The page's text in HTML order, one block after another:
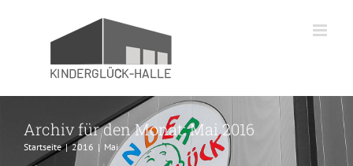
Archiv für den Monat:Mai 2016
Startseite | 2016 | Mai